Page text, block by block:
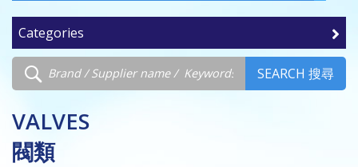
Categories
SEARCH 搜尋
VALVES
閥類